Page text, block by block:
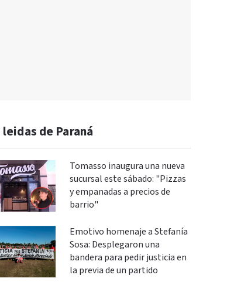
leidas de Paraná
Tomasso inaugura una nueva
sucursal este sábado: "Pizzas
y empanadas a precios de
barrio"
Emotivo homenaje a Stefanía
Sosa: Desplegaron una
bandera para pedir justicia en
la previa de un partido